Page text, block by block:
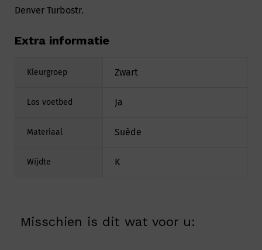
Denver Turbostr.
Extra informatie
Kleurgroep Zwart
Los voetbed Ja
Materiaal Suède
Wijdte K
Misschien is dit wat voor u: